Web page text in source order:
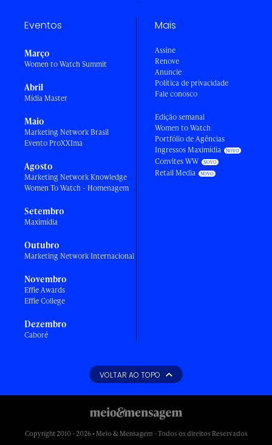
Eventos
Março
Women to Watch Summit
Abril
Mídia Master
Maio
Marketing Network Brasil
Evento ProXXIma
Agosto
Marketing Network Knowledge
Women To Watch - Homenagem
Setembro
Maximídia
Outubro
Marketing Network Internacional
Novembro
Effie Awards
Effie College
Dezembro
Caboré
Mais
Assine
Renove
Anuncie
Política de privacidade
Fale conosco
Edição semanal
Women to Watch
Portfólio de Agências
Ingressos Maximídia
Convites WW
Retail Media
VOLTAR AO TOPO
Copyright 2010 - 2026 • Meio & Mensagem - Todos os direitos Reservados